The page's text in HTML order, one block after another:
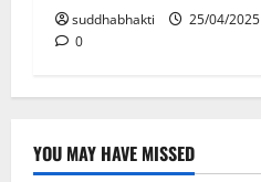
suddhabhakti
25/04/2025
0
YOU MAY HAVE MISSED